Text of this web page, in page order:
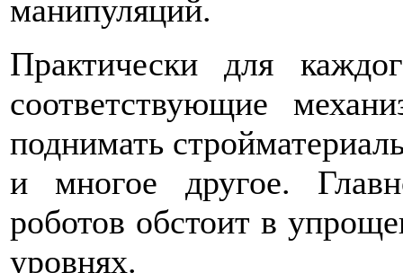
манипуляций.
Практически для
соответствующие
поднимать
и многое другое.
роботов обстоит в
уровнях.